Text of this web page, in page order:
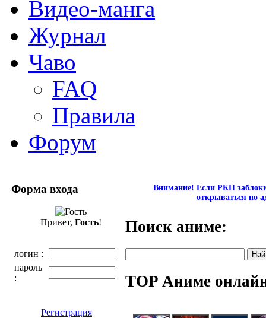
Видео-манга
Журнал
Чаво
FAQ
Правила
Форум
Форма входа
Привет, Гость!
логин :
пароль
:
Регистрация
Внимание! Если РКН
открываться по
Поиск аниме:
TOP Аниме